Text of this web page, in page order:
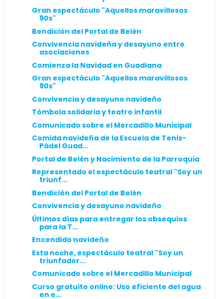
Gran espectáculo "Aquellos maravillosos
90s"
Bendición del Portal de Belén
Convivencia navideña y desayuno entre
asociaciones
Comienza la Navidad en Guadiana
Gran espectáculo "Aquellos maravillosos
90s"
Convivencia y desayuno navideño
Tómbola solidaria y teatro infantil
Comunicado sobre el Mercadillo Municipal
Comida navideña de la Escuela de Tenis-
Pádel Guad...
Portal de Belén y Nacimiento de la Parroquia
Representado el espectáculo teatral "Soy un
triunf...
Bendición del Portal de Belén
Convivencia y desayuno navideño
Últimos días para entregar los obsequios
para la T...
Encendido navideño
Esta noche, espectáculo teatral "Soy un
triunfador...
Comunicado sobre el Mercadillo Municipal
Curso gratuito online: Uso eficiente del agua
en e...